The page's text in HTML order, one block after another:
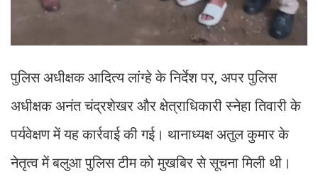
पुलिस अधीक्षक आदित्य लांग्हे के निर्देश पर, अपर पुलिस
अधीक्षक अनंत चंद्रशेखर और क्षेत्राधिकारी स्नेहा तिवारी के
पर्यवेक्षण में यह कार्रवाई की गई। थानाध्यक्ष अतुल कुमार के
नेतृत्व में बलुआ पुलिस टीम को मुखबिर से सूचना मिली थी।